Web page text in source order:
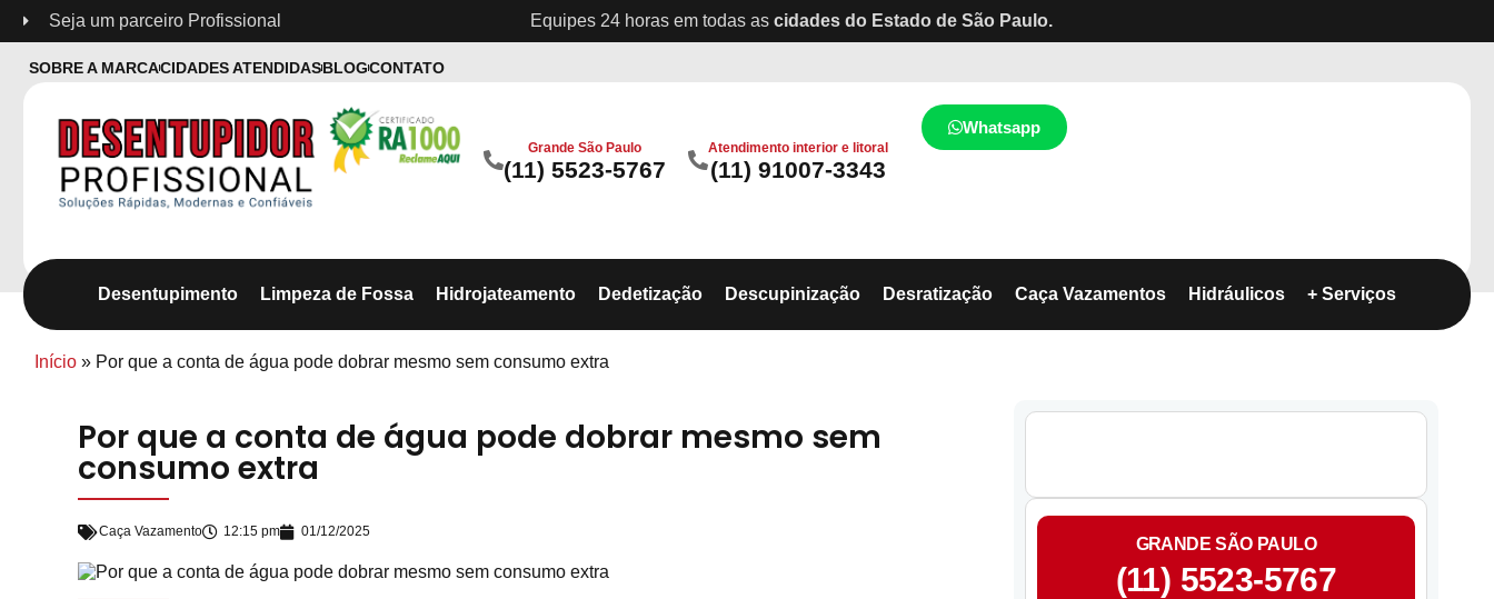
Seja um parceiro Profissional Equipes 24 horas em todas as cidades do Estado de São Paulo.
SOBRE A MARCACIDADES ATENDIDASBLOGCONTATO
Grande São Paulo
(11) 5523-5767
Atendimento interior e litoral
(11) 91007-3343
Whatsapp
Desentupimento Limpeza de Fossa Hidrojateamento Dedetização Descupinização Desratização Caça Vazamentos Hidráulicos + Serviços
Início » Por que a conta de água pode dobrar mesmo sem consumo extra
Por que a conta de água pode dobrar mesmo sem
consumo extra
Caça Vazamento 12:15 pm 01/12/2025
GRANDE SÃO PAULO
(11) 5523-5767